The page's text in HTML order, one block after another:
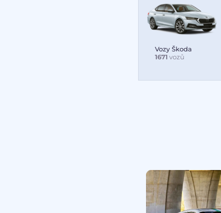
Vozy Škoda
1671 vozů